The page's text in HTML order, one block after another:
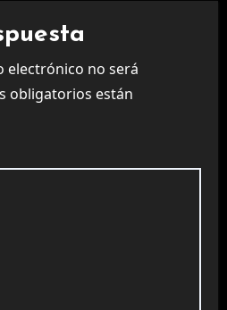
electrónico no será
obligatorios están